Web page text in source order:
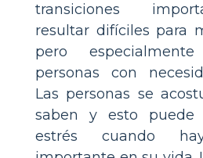
transiciones
resultar difíciles para
pero
personas con
Las personas se
saben y esto puede
estrés cuando